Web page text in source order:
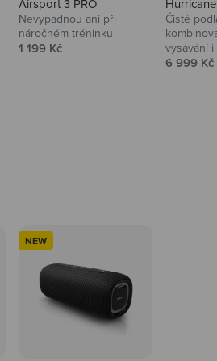
Airsport 3 PRO
Nevypadnou ani při
náročném tréninku
Prodejní cena
1 199 Kč
Čisté
vysávání
Prodejní
6 999 Kč
NEW